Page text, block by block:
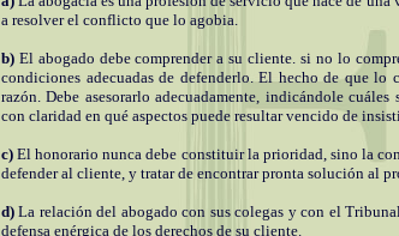
a resolver el conflicto que lo agobia.
b) El abogado debe comprender a su cliente. si no lo
condiciones adecuadas de defenderlo. El hecho de que
razón. Debe asesorarlo adecuadamente, indicándole
con claridad en qué aspectos puede resultar vencido de
c) El honorario nunca debe constituir la prioridad, sino la
defender al cliente, y tratar de encontrar pronta solución al
d) La relación del abogado con sus colegas y con el
defensa enérgica de los derechos de su cliente.